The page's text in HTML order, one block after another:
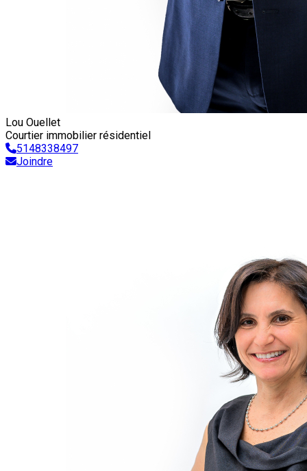
Lou Ouellet
Courtier immobilier résidentiel
5148338497
Joindre